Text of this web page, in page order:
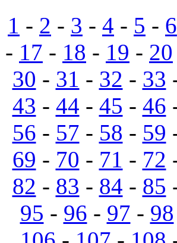
1 - 2 - 3 - 4 - 5 - 6
- 17 - 18 - 19 - 20
30 - 31 - 32 - 33
43 - 44 - 45 - 46
56 - 57 - 58 - 59
69 - 70 - 71 - 72
82 - 83 - 84 - 85
95 - 96 - 97 - 98